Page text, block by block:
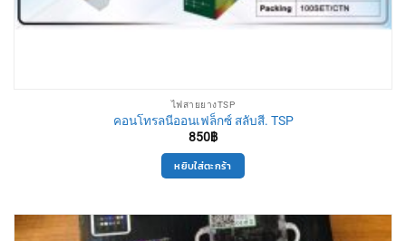
ไฟสายยางTSP
คอนโทรลนีออนเฟล็กซ์ สลับสี. TSP
850฿
หยิบใส่ตะกร้า